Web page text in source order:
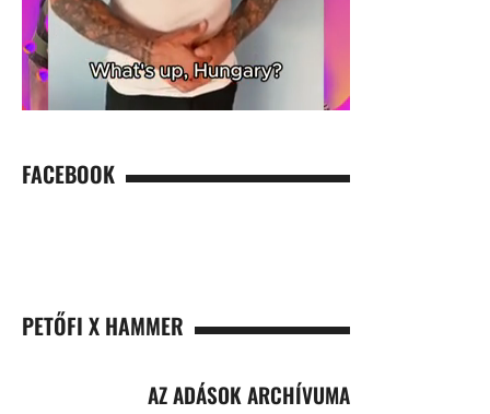
FACEBOOK
PETŐFI X HAMMER
AZ ADÁSOK ARCHÍVUMA